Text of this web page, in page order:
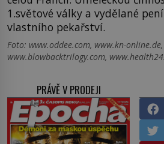
1.světové války a vydělané
vlastního pekařství.
Foto: www.oddee.com, www.kn-
www.blowbacktrilogy.com,
PRÁVĚ V PRODEJI